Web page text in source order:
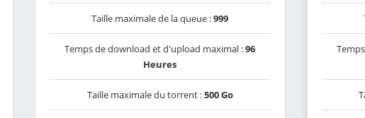
Taille maximale de la queue :999
Temps de download et d'upload maximal :96
Heures
Taille maximale du torrent :500 Go